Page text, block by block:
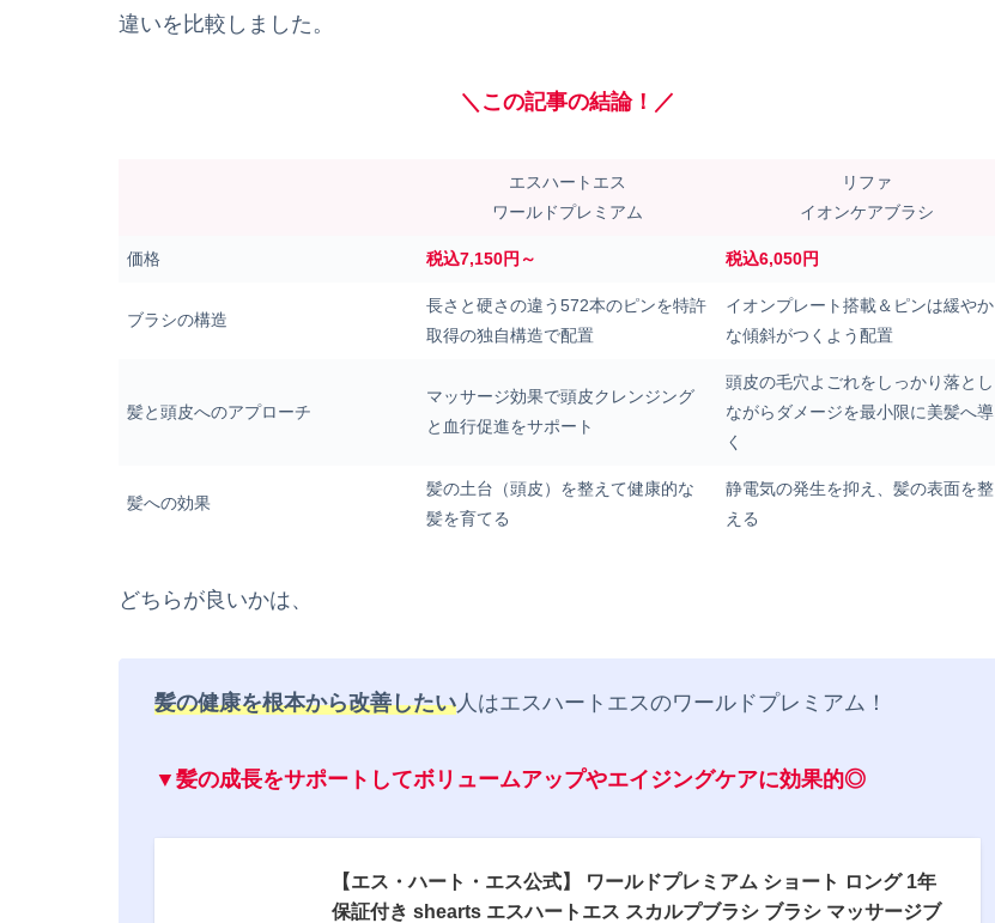
違いを比較しました。
＼この記事の結論！／
エスハートエス
ワールドプレミアム
リファ
イオンケアブラシ
価格 税込7,150円～ 税込6,050円
ブラシの構造
長さと硬さの違う572本のピンを特許
取得の独自構造で配置
イオンプレート搭載＆ピンは緩やか
な傾斜がつくよう配置
髪と頭皮へのアプローチ
マッサージ効果で頭皮クレンジング
と血行促進をサポート
頭皮の毛穴よごれをしっかり落とし
ながらダメージを最小限に美髪へ導
く
髪への効果
髪の土台（頭皮）を整えて健康的な
髪を育てる
静電気の発生を抑え、髪の表面を整
える
どちらが良いかは、
髪の健康を根本から改善したい 人はエスハートエスのワールドプレミアム！
▼髪の成長をサポートしてボリュームアップやエイジングケアに効果的◎
【エス・ハート・エス公式】 ワールドプレミアム ショート ロング 1年
保証付き shearts エスハートエス スカルプブラシ ブラシ マッサージブ